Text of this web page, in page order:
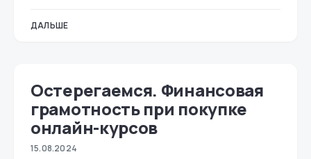
ДАЛЬШЕ
Остерегаемся. Финансовая
грамотность при покупке
онлайн-курсов
15.08.2024